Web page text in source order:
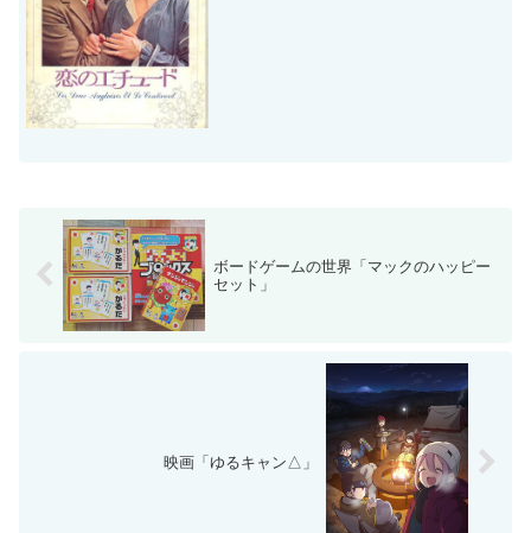
ボードゲームの世界「マックのハッピー
セット」
映画「ゆるキャン△」